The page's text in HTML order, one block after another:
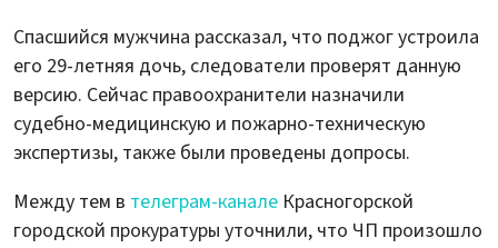
Спасшийся мужчина рассказал, что поджог устроила
его 29-летняя дочь, следователи проверят данную
версию. Сейчас правоохранители назначили
судебно-медицинскую и пожарно-техническую
экспертизы, также были проведены допросы.
Между тем в телеграм-канале Красногорской
городской прокуратуры уточнили, что ЧП произошло